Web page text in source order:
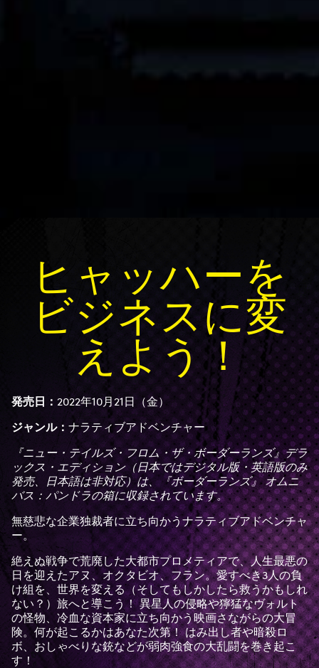
ヒャッハーを
ビジネスに変
えよう！
発売日： 2022年10月21日（金）
ジャンル： ナラティブアドベンチャー
『ニュー・テイルズ・フロム・ザ・ボーダーランズ』デラ
ックス・エディション（日本ではデジタル版・英語版のみ
発売、日本語は非対応）は、『ボーダーランズ』 オムニ
バス：パンドラの箱に収録されています。
無慈悲な企業独裁者に立ち向かうナラティブアドベンチャ
ー。
絶えぬ戦争で荒廃した大都市プロメティアで、人生最悪の
日を迎えたアヌ、オクタビオ、フラン。愛すべき3人の負
け組を、世界を変える（そしてもしかしたら救うかもしれ
ない？）旅へと導こう！ 異星人の侵略や獰猛なヴォルト
の怪物、冷血な資本家に立ち向かう映画さながらの大冒
険。何が起こるかはあなた次第！ はみ出し者や暗殺ロ
ボ、おしゃべりな銃などが弱肉強食の大乱闘を巻き起こ
す！